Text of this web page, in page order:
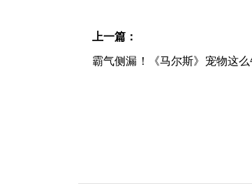
上一篇：
霸气侧漏！《马尔斯》宠物这么